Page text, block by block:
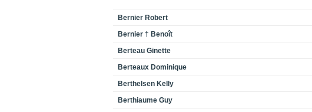
Bernier Robert
Bernier † Benoît
Berteau Ginette
Berteaux Dominique
Berthelsen Kelly
Berthiaume Guy